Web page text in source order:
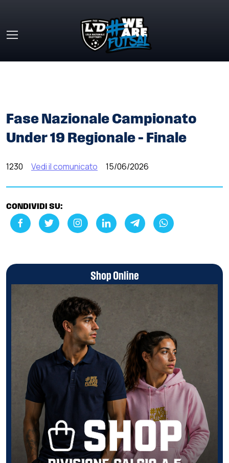
Fase Nazionale Campionato
Under 19 Regionale – Finale
1230 Vedi il comunicato 15/06/2026
CONDIVIDI SU:
Shop Online